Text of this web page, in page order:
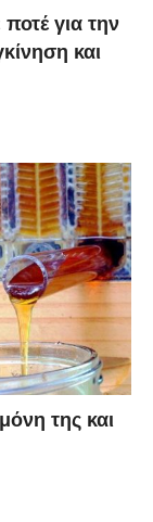
για την
και
της και